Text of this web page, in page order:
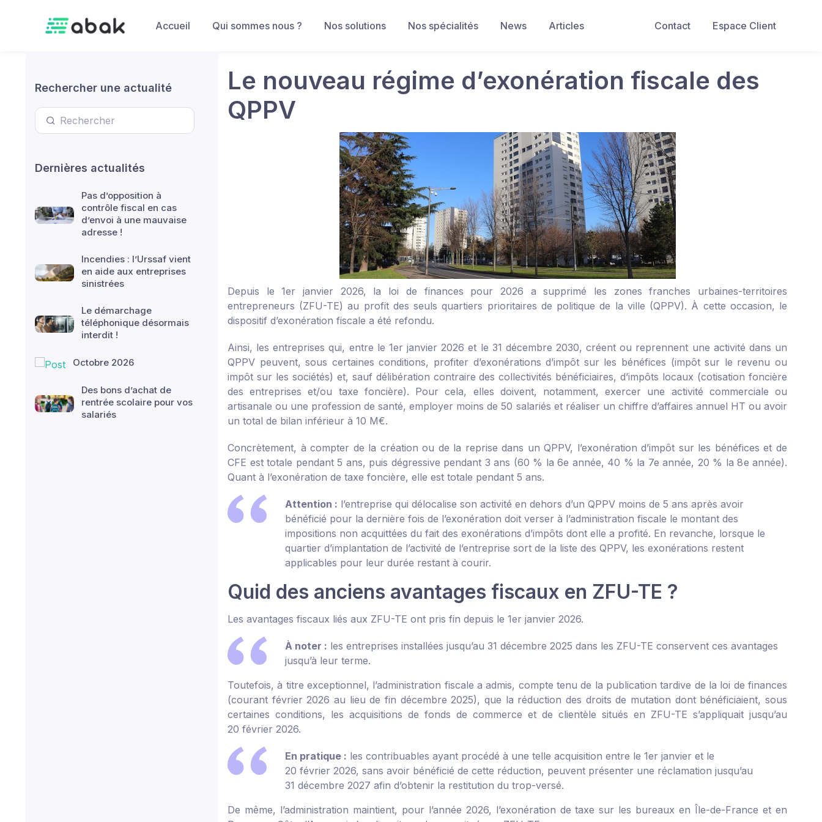
Contact
Espace Client
Accueil Qui sommes nous ? Nos solutions Nos spécialités News Articles
Rechercher une actualité
Dernières actualités
Pas d’opposition à
contrôle fiscal en cas
d’envoi à une mauvaise
adresse !
Incendies : l’Urssaf vient
en aide aux entreprises
sinistrées
Le démarchage
téléphonique désormais
interdit !
Octobre 2026
Des bons d’achat de
rentrée scolaire pour vos
salariés
Le nouveau régime d’exonération fiscale des
QPPV
Depuis le 1er janvier 2026, la loi de finances pour 2026 a supprimé les zones franches urbaines-territoires
entrepreneurs (ZFU-TE) au profit des seuls quartiers prioritaires de politique de la ville (QPPV). À cette occasion, le
dispositif d’exonération fiscale a été refondu.
Ainsi, les entreprises qui, entre le 1er janvier 2026 et le 31 décembre 2030, créent ou reprennent une activité dans un
QPPV peuvent, sous certaines conditions, profiter d’exonérations d’impôt sur les bénéfices (impôt sur le revenu ou
impôt sur les sociétés) et, sauf délibération contraire des collectivités bénéficiaires, d’impôts locaux (cotisation foncière
des entreprises et/ou taxe foncière). Pour cela, elles doivent, notamment, exercer une activité commerciale ou
artisanale ou une profession de santé, employer moins de 50 salariés et réaliser un chiffre d’affaires annuel HT ou avoir
un total de bilan inférieur à 10 M€.
Concrètement, à compter de la création ou de la reprise dans un QPPV, l’exonération d’impôt sur les bénéfices et de
CFE est totale pendant 5 ans, puis dégressive pendant 3 ans (60 % la 6e année, 40 % la 7e année, 20 % la 8e année).
Quant à l’exonération de taxe foncière, elle est totale pendant 5 ans.
Attention : l’entreprise qui délocalise son activité en dehors d’un QPPV moins de 5 ans après avoir
bénéficié pour la dernière fois de l’exonération doit verser à l’administration fiscale le montant des
impositions non acquittées du fait des exonérations d’impôts dont elle a profité. En revanche, lorsque le
quartier d’implantation de l’activité de l’entreprise sort de la liste des QPPV, les exonérations restent
applicables pour leur durée restant à courir.
Quid des anciens avantages fiscaux en ZFU-TE ?
Les avantages fiscaux liés aux ZFU-TE ont pris fin depuis le 1er janvier 2026.
À noter : les entreprises installées jusqu’au 31 décembre 2025 dans les ZFU-TE conservent ces avantages
jusqu’à leur terme.
Toutefois, à titre exceptionnel, l’administration fiscale a admis, compte tenu de la publication tardive de la loi de finances
(courant février 2026 au lieu de fin décembre 2025), que la réduction des droits de mutation dont bénéficiaient, sous
certaines conditions, les acquisitions de fonds de commerce et de clientèle situés en ZFU-TE s’appliquait jusqu’au
20 février 2026.
En pratique : les contribuables ayant procédé à une telle acquisition entre le 1er janvier et le
20 février 2026, sans avoir bénéficié de cette réduction, peuvent présenter une réclamation jusqu’au
31 décembre 2027 afin d’obtenir la restitution du trop-versé.
De même, l’administration maintient, pour l’année 2026, l’exonération de taxe sur les bureaux en Île-de-France et en